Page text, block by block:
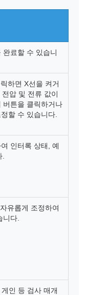
완료할 수 있습니
하면 X선을 켜거
압 및 전류 값이
버튼을 클릭하거나
할 수 있습니다.
인터록 상태, 예
유롭게 조정하여
다.
인 등 검사 매개